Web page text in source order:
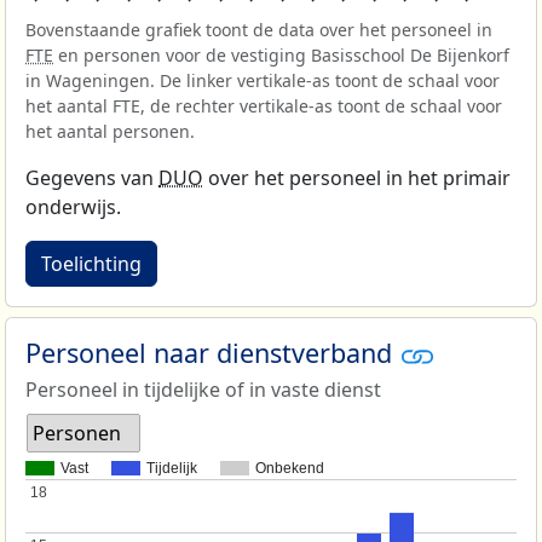
Bovenstaande grafiek toont de data over het personeel in
FTE en personen voor de vestiging Basisschool De Bijenkorf
in Wageningen. De linker vertikale-as toont de schaal voor
het aantal FTE, de rechter vertikale-as toont de schaal voor
het aantal personen.
Gegevens van DUO over het personeel in het primair
onderwijs.
Toelichting
Personeel naar dienstverband
Personeel in tijdelijke of in vaste dienst
Personen
Vast Tijdelijk Onbekend
18
18